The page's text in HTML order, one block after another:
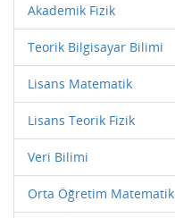
Akademik Fizik
Teorik Bilgisayar Bilimi
Lisans Matematik
Lisans Teorik Fizik
Veri Bilimi
Orta Öğretim Matematik